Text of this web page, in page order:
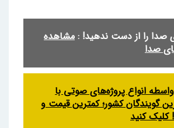
صدا را از دست ندهید! : مشاهده
صدا
انواع پروژه‌های صوتی با
گویندگان کشور؛ کمترین قیمت و
کلیک کنید